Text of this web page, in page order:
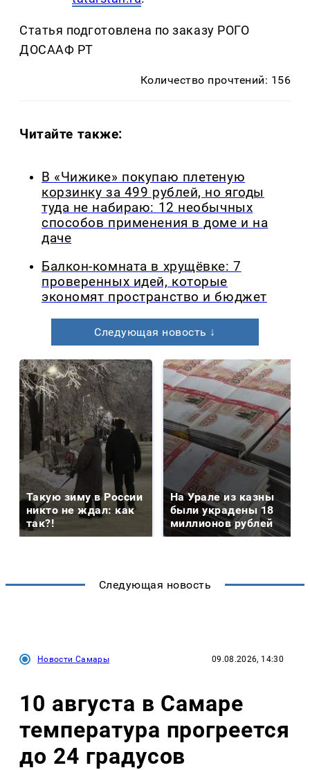
Статья подготовлена по заказу РОГО
ДОСААФ РТ
Количество прочтений: 156
Читайте также:
В «Чижике» покупаю плетеную
корзинку за 499 рублей, но ягоды
туда не набираю: 12 необычных
способов применения в доме и на
даче
Балкон-комната в хрущёвке: 7
проверенных идей, которые
экономят пространство и бюджет
Следующая новость ↓
Такую зиму в России
никто не ждал: как
так?!
На Урале из казны
были украдены 18
миллионов рублей
Следующая новость
Новости Самары 09.08.2026, 14:30
10 августа в Самаре
температура прогреется
до 24 градусов